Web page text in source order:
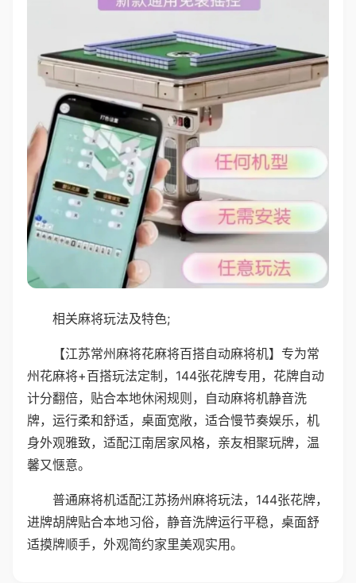
相关麻将玩法及特色;
【江苏常州麻将花麻将百搭自动麻将机】专为常
州花麻将+百搭玩法定制，144张花牌专用，花牌自动
计分翻倍，贴合本地休闲规则，自动麻将机静音洗
牌，运行柔和舒适，桌面宽敞，适合慢节奏娱乐，机
身外观雅致，适配江南居家风格，亲友相聚玩牌，温
馨又惬意。
普通麻将机适配江苏扬州麻将玩法，144张花牌，
进牌胡牌贴合本地习俗，静音洗牌运行平稳，桌面舒
适摸牌顺手，外观简约家里美观实用。